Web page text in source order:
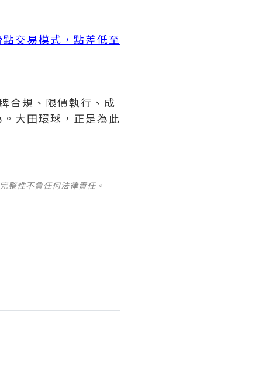
交易模式，點差低至
合規、限價執行、成
大田環球，正是為此
整性不負任何法律責任。